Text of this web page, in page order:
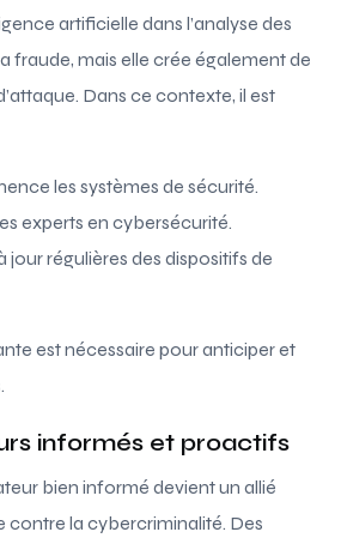
artificielle dans l’analyse des
fraude, mais elle crée également de
Dans ce contexte, il est
les systèmes de sécurité.
experts en cybersécurité.
jour régulières des dispositifs de
est nécessaire pour anticiper et
informés et proactifs
bien informé devient un allié
contre la cybercriminalité. Des